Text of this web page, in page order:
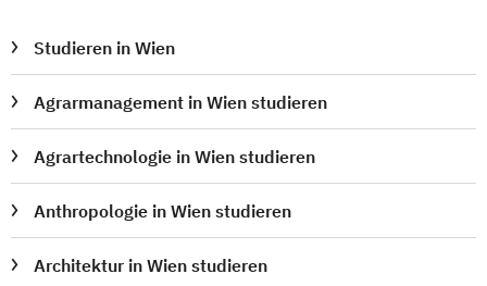
Studieren in Wien
Agrarmanagement in Wien studieren
Agrartechnologie in Wien studieren
Anthropologie in Wien studieren
Architektur in Wien studieren